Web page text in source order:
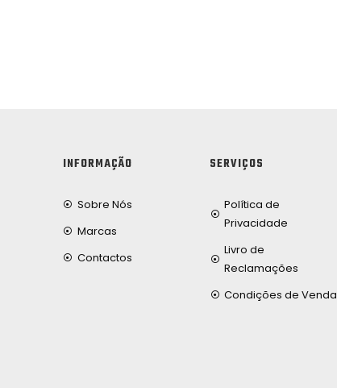
INFORMAÇÃO
Sobre Nós
Marcas
Contactos
SERVIÇOS
Política de
Privacidade
Livro de
Reclamações
Condições de Venda